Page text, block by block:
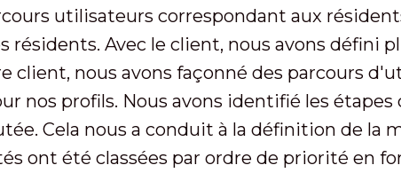
utilisateurs correspondant aux
Avec le client, nous avons défini
client, nous avons façonné des parcours
nos profils. Nous avons identifié les
Cela nous a conduit à la définition de la
ont été classées par ordre de priorité en